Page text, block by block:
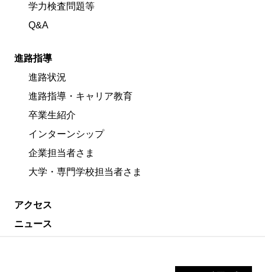
学力検査問題等
Q&A
進路指導
進路状況
進路指導・キャリア教育
卒業生紹介
インターンシップ
企業担当者さま
大学・専門学校担当者さま
アクセス
ニュース